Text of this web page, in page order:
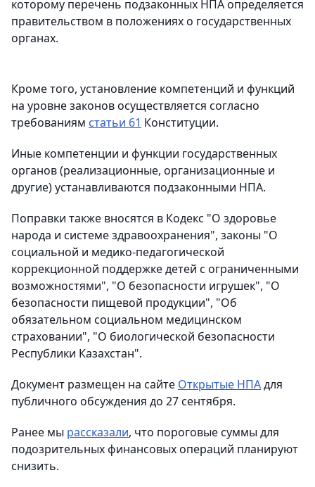
которому перечень подзаконных НПА определяется
правительством в положениях о государственных
органах.
Кроме того, установление компетенций и функций
на уровне законов осуществляется согласно
требованиям статьи 61 Конституции.
Иные компетенции и функции государственных
органов (реализационные, организационные и
другие) устанавливаются подзаконными НПА.
Поправки также вносятся в Кодекс "О здоровье
народа и системе здравоохранения", законы "О
социальной и медико-педагогической
коррекционной поддержке детей с ограниченными
возможностями", "О безопасности игрушек", "О
безопасности пищевой продукции", "Об
обязательном социальном медицинском
страховании", "О биологической безопасности
Республики Казахстан".
Документ размещен на сайте Открытые НПАдля
публичного обсуждения до 27 сентября.
Ранее мы рассказали, что пороговые суммы для
подозрительных финансовых операций планируют
снизить.